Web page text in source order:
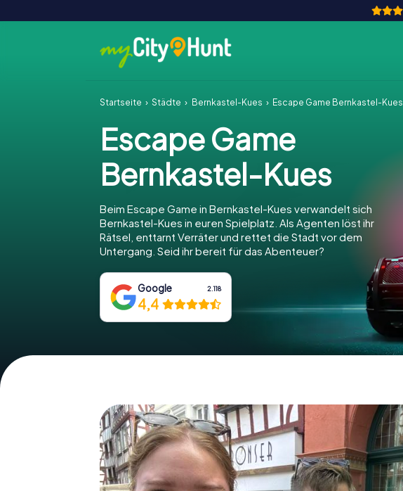
Startseite Städte Bernkastel-Kues Escape Game Bernkastel-Kues
Escape Game
Bernkastel-Kues
Beim Escape Game in Bernkastel-Kues verwandelt sich
Bernkastel-Kues in euren Spielplatz. Als Agenten löst ihr
Rätsel, enttarnt Verräter und rettet die Stadt vor dem
Untergang. Seid ihr bereit für das Abenteuer?
Google 2.118
4,4